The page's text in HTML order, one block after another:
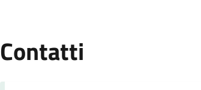
Contatti